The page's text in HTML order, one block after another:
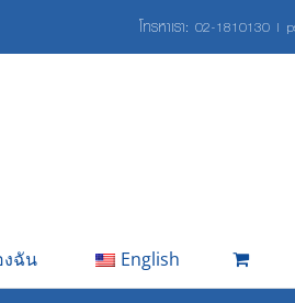
โทรหาเรา: 02-1810130 |
ฉัน English